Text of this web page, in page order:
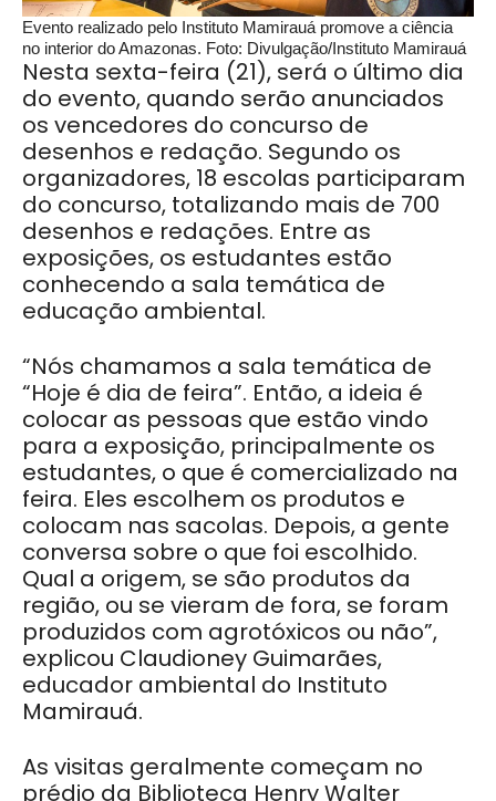
Evento realizado pelo Instituto Mamirauá promove a ciência
no interior do Amazonas. Foto: Divulgação/Instituto Mamirauá
Nesta sexta-feira (21), será o último dia
do evento, quando serão anunciados
os vencedores do concurso de
desenhos e redação. Segundo os
organizadores, 18 escolas participaram
do concurso, totalizando mais de 700
desenhos e redações. Entre as
exposições, os estudantes estão
conhecendo a sala temática de
educação ambiental.
“Nós chamamos a sala temática de
“Hoje é dia de feira”. Então, a ideia é
colocar as pessoas que estão vindo
para a exposição, principalmente os
estudantes, o que é comercializado na
feira. Eles escolhem os produtos e
colocam nas sacolas. Depois, a gente
conversa sobre o que foi escolhido.
Qual a origem, se são produtos da
região, ou se vieram de fora, se foram
produzidos com agrotóxicos ou não”,
explicou Claudioney Guimarães,
educador ambiental do Instituto
Mamirauá.
As visitas geralmente começam no
prédio da Biblioteca Henry Walter